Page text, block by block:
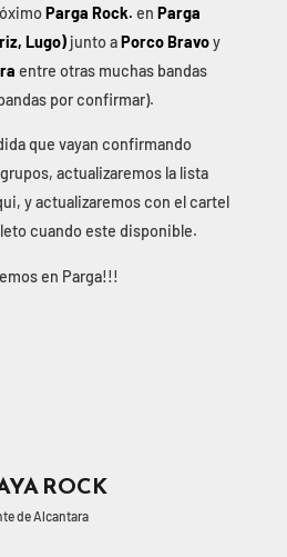
Parga Rock. en Parga
Lugo)junto aPorco Bravoy
entre otras muchas bandas
por confirmar).
que vayan confirmando
actualizaremos la lista
y actualizaremos con el cartel
cuando este disponible.
en Parga!!!
ROCK
de Alcantara